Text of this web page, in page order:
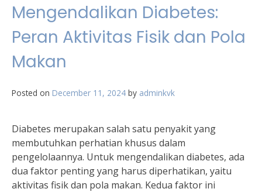
Mengendalikan Diabetes:
Peran Aktivitas Fisik dan Pola
Makan
Posted on December 11, 2024 by adminkvk
Diabetes merupakan salah satu penyakit yang
membutuhkan perhatian khusus dalam
pengelolaannya. Untuk mengendalikan diabetes, ada
dua faktor penting yang harus diperhatikan, yaitu
aktivitas fisik dan pola makan. Kedua faktor ini